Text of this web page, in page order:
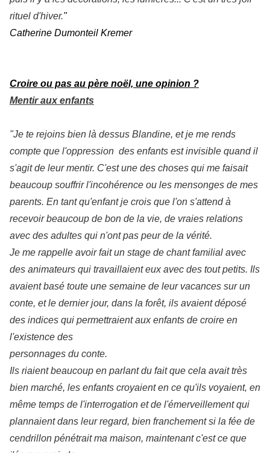
rituel d'hiver."
Catherine Dumonteil Kremer
Croire ou pas au père noël, une opinion ?
Mentir aux enfants
"Je te rejoins bien là dessus Blandine, et je me rends
compte que l'oppression des enfants est invisible quand il
s'agit de leur mentir. C'est une des choses qui me faisait
beaucoup souffrir l'incohérence ou les mensonges de mes
parents. En tant qu'enfant je crois que l'on s'attend à
recevoir beaucoup de bon de la vie, de vraies relations
avec des adultes qui n'ont pas peur de la vérité.
Je me rappelle avoir fait un stage de chant familial avec
des animateurs qui travaillaient eux avec des tout petits. Ils
avaient basé toute une semaine de leur vacances sur un
conte, et le dernier jour, dans la forêt, ils avaient déposé
des indices qui permettraient aux enfants de croire en
l'existence des
personnages du conte.
Ils riaient beaucoup en parlant du fait que cela avait très
bien marché, les enfants croyaient en ce qu'ils voyaient, en
même temps de l'interrogation et de l'émerveillement qui
plannaient dans leur regard, bien franchement si la fée de
cendrillon pénétrait ma maison, maintenant c'est ce que